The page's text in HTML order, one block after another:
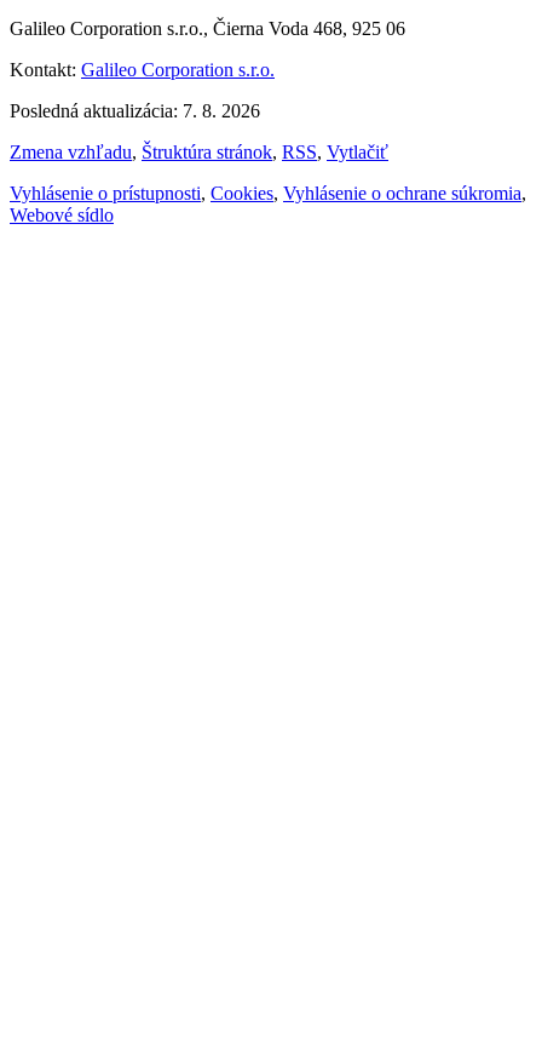
Galileo Corporation s.r.o., Čierna Voda 468, 925 06
Kontakt: Galileo Corporation s.r.o.
Posledná aktualizácia: 7. 8. 2026
Zmena vzhľadu, Štruktúra stránok, RSS, Vytlačiť
Vyhlásenie o prístupnosti, Cookies, Vyhlásenie o ochrane súkromia,
Webové sídlo